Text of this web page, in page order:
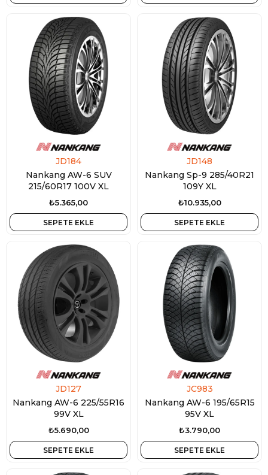
JD184
Nankang AW-6 SUV
215/60R17 100V XL
₺5.365,00
SEPETE EKLE
JD148
Nankang Sp-9 285/40R21
109Y XL
₺10.935,00
SEPETE EKLE
JD127
Nankang AW-6 225/55R16
99V XL
₺5.690,00
SEPETE EKLE
JC983
Nankang AW-6 195/65R15
95V XL
₺3.790,00
SEPETE EKLE